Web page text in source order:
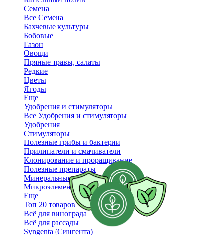
Семена
Все Семена
Бахчевые культуры
Бобовые
Газон
Овощи
Пряные травы, салаты
Редкие
Цветы
Ягоды
Еще
Удобрения и стимуляторы
Все Удобрения и стимуляторы
Удобрения
Стимуляторы
Полезные грибы и бактерии
Прилипатели и смачиватели
Клонирование и проращивание
Полезные препараты
Минеральные удобрения
Микроэлементы
Еще
Топ 20 товаров
Всё для винограда
Всё для рассады
Syngenta (Сингента)